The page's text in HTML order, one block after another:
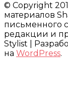
© Copyright
материалов
письменного
редакции и
Stylist |
на WordPress.